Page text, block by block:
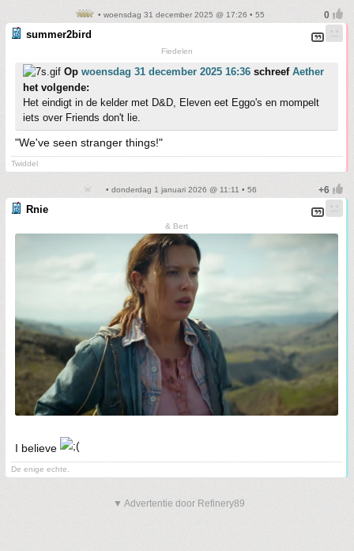
• woensdag 31 december 2025 @ 17:26 • 55
summer2bird
Fiedelen
Op woensdag 31 december 2025 16:36 schreef Aether
het volgende:
Het eindigt in de kelder met D&D, Eleven eet Eggo's en mompelt
iets over Friends don't lie.
"We've seen stranger things!"
Twiddel
• donderdag 1 januari 2026 @ 11:11 • 56
Rnie
& Bert
I believe
De enige echte.
▼ Advertentie door Refinery89